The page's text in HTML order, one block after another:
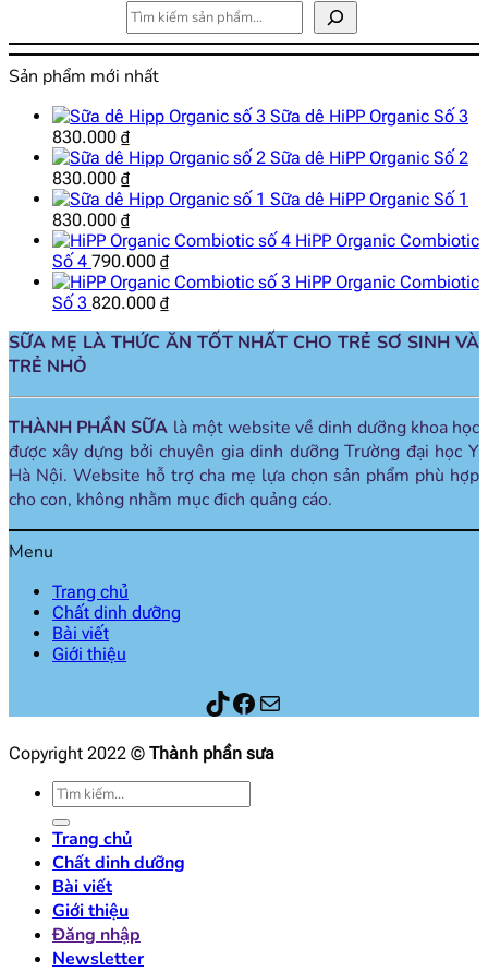
Sản phẩm mới nhất
Sữa dê HiPP Organic Số 3
830.000 ₫
Sữa dê HiPP Organic Số 2
830.000 ₫
Sữa dê HiPP Organic Số 1
830.000 ₫
HiPP Organic Combiotic
Số 4 790.000 ₫
HiPP Organic Combiotic
Số 3 820.000 ₫
SỮA MẸ LÀ THỨC ĂN TỐT NHẤT CHO TRẺ SƠ SINH VÀ
TRẺ NHỎ
THÀNH PHẦN SỮA là một website về dinh dưỡng khoa học
được xây dựng bởi chuyên gia dinh dưỡng Trường đại học Y
Hà Nội. Website hỗ trợ cha mẹ lựa chọn sản phẩm phù hợp
cho con, không nhằm mục đich quảng cáo.
Menu
Trang chủ
Chất dinh dưỡng
Bài viết
Giới thiệu
Thành phần sữaFacebook
Mail
Copyright 2022 © Thành phần sưa
Tìm
kiếm:
Trang chủ
Chất dinh dưỡng
Bài viết
Giới thiệu
Đăng nhập
Newsletter